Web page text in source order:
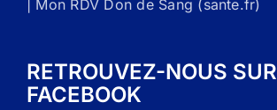
| Mon RDV Don de Sang (sante.fr)
RETROUVEZ-NOUS SUR
FACEBOOK